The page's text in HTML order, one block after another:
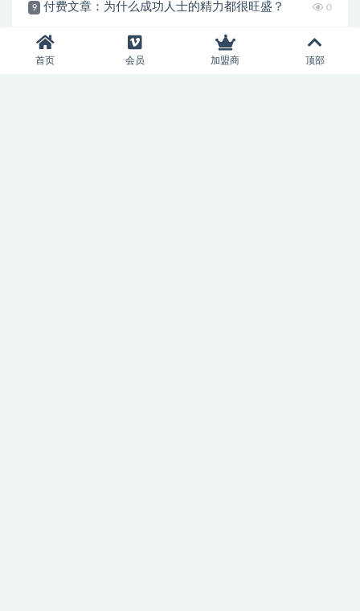
9 付费文章：为什么成功人士的精力都很旺盛？ 0
10 付费文章：10条准到可怕的识人术
首页 会员 加盟商 顶部